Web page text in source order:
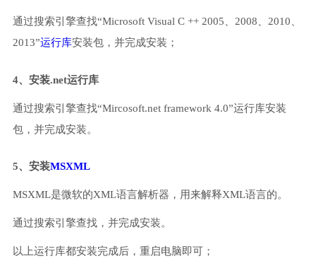
通过搜索引擎查找“Microsoft Visual C ++ 2005、2008、2010、
2013”运行库安装包，并完成安装；
4、安装.net运行库
通过搜索引擎查找“Mircosoft.net framework 4.0”运行库安装
包，并完成安装。
5、安装MSXML
MSXML是微软的XML语言解析器，用来解释XML语言的。
通过搜索引擎查找，并完成安装。
以上运行库都安装完成后，重启电脑即可；